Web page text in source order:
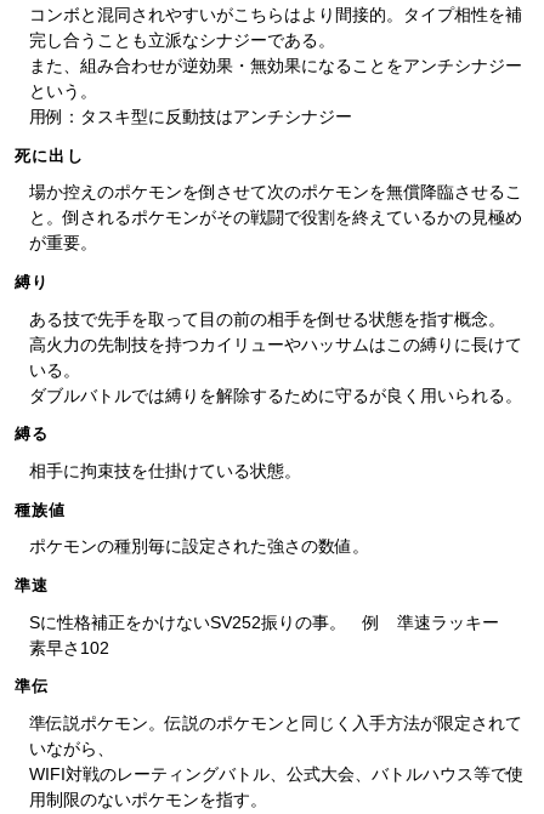
コンボと混同されやすいがこちらはより間接的。タイプ相性を補
完し合うことも立派なシナジーである。
また、組み合わせが逆効果・無効果になることをアンチシナジー
という。
用例：タスキ型に反動技はアンチシナジー
死に出し
場か控えのポケモンを倒させて次のポケモンを無償降臨させるこ
と。倒されるポケモンがその戦闘で役割を終えているかの見極め
が重要。
縛り
ある技で先手を取って目の前の相手を倒せる状態を指す概念。
高火力の先制技を持つカイリューやハッサムはこの縛りに長けて
いる。
ダブルバトルでは縛りを解除するために守るが良く用いられる。
縛る
相手に拘束技を仕掛けている状態。
種族値
ポケモンの種別毎に設定された強さの数値。
準速
Sに性格補正をかけないSV252振りの事。 例 準速ラッキー
素早さ102
準伝
準伝説ポケモン。伝説のポケモンと同じく入手方法が限定されて
いながら、
WIFI対戦のレーティングバトル、公式大会、バトルハウス等で使
用制限のないポケモンを指す。